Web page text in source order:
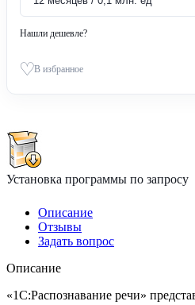
Нашли дешевле?
В избранное
Установка программы по запросу
Описание
Отзывы
Задать вопрос
Описание
«1С:Распознавание речи»